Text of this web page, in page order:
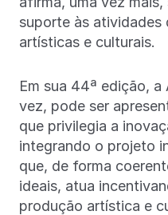
suporte às atividades
artísticas e culturais.
Em sua 44ª edição, a
vez, pode ser
que privilegia a
integrando o projeto
que, de forma
ideais, atua
produção artística e